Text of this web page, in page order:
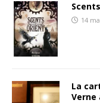
14
La
Verne